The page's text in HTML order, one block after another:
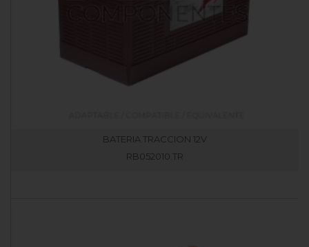
BATERIA TRACCION 12V
RB052010.TR